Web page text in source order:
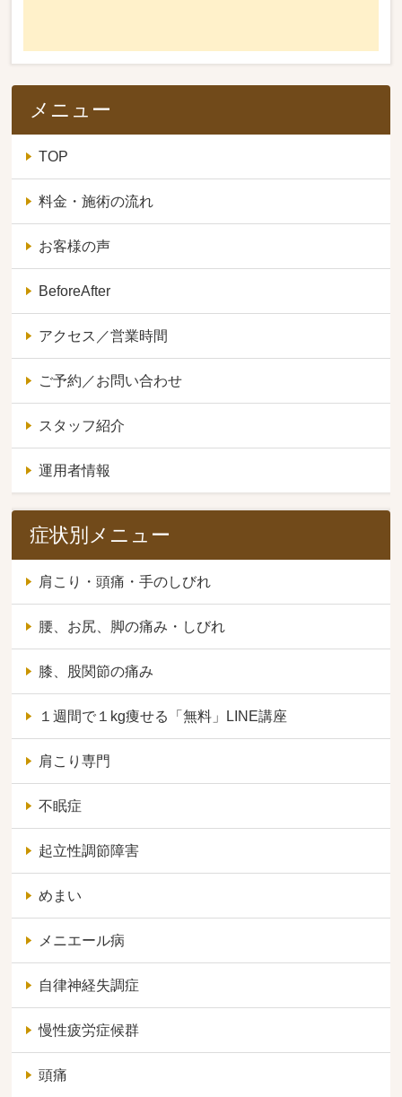
メニュー
TOP
料金・施術の流れ
お客様の声
BeforeAfter
アクセス／営業時間
ご予約／お問い合わせ
スタッフ紹介
運用者情報
症状別メニュー
肩こり・頭痛・手のしびれ
腰、お尻、脚の痛み・しびれ
膝、股関節の痛み
１週間で１kg痩せる「無料」LINE講座
肩こり専門
不眠症
起立性調節障害
めまい
メニエール病
自律神経失調症
慢性疲労症候群
頭痛